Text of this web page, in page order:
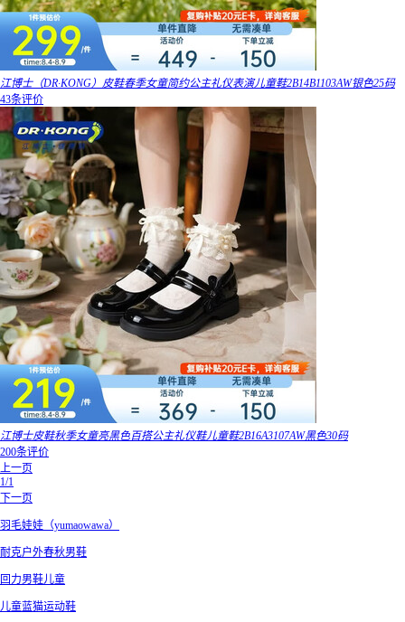
江博士（DR·KONG）皮鞋春季女童简约公主礼仪表演儿童鞋2B14B1103AW银色25码
43条评价
江博士皮鞋秋季女童亮黑色百搭公主礼仪鞋儿童鞋2B16A3107AW黑色30码
200条评价
上一页
1/1
下一页
羽毛娃娃（yumaowawa）
耐克户外春秋男鞋
回力男鞋儿童
儿童蓝猫运动鞋